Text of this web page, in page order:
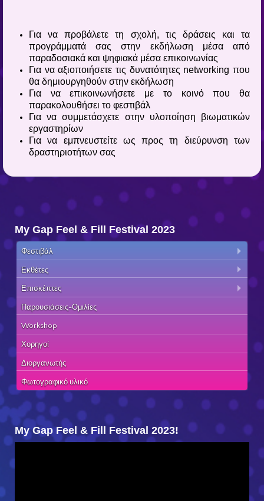
Για να προβάλετε τη σχολή, τις δράσεις και τα
προγράμματά σας στην εκδήλωση μέσα από
παραδοσιακά και ψηφιακά μέσα επικοινωνίας
Για να αξιοποιήσετε τις δυνατότητες networking που
θα δημιουργηθούν στην εκδήλωση
Για να επικοινωνήσετε με το κοινό που θα
παρακολουθήσει το φεστιβάλ
Για να συμμετάσχετε στην υλοποίηση βιωματικών
εργαστηρίων
Για να εμπνευστείτε ως προς τη διεύρυνση των
δραστηριοτήτων σας
My Gap Feel & Fill Festival 2023
Φεστιβάλ
Εκθέτες
Επισκέπτες
Παρουσιάσεις-Ομιλίες
Workshop
Χορηγοί
Διοργανωτής
Φωτογραφικό υλικό
My Gap Feel & Fill Festival 2023!